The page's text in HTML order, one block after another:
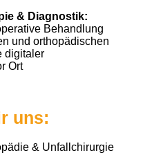
& Diagnostik:
Behandlung
und orthopädischen
digitaler
Ort
uns:
& Unfallchirurgie